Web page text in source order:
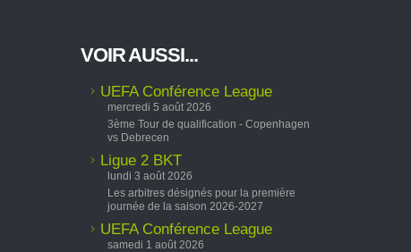
VOIR AUSSI...
UEFA Conférence League
mercredi 5 août 2026
3ème Tour de qualification - Copenhagen
vs Debrecen
Ligue 2 BKT
lundi 3 août 2026
Les arbitres désignés pour la première
journée de la saison 2026-2027
UEFA Conférence League
samedi 1 août 2026